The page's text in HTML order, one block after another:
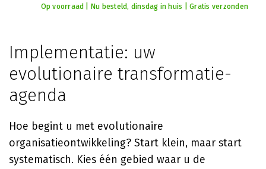
Op voorraad | Nu besteld, dinsdag in huis | Gratis verzonden
Implementatie: uw
evolutionaire transformatie-
agenda
Hoe begint u met evolutionaire
organisatieontwikkeling? Start klein, maar start
systematisch. Kies één gebied waar u de